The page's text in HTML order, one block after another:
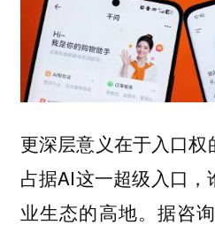
更深层意义在于入口
占据AI这一超级入口
业生态的高地。据咨